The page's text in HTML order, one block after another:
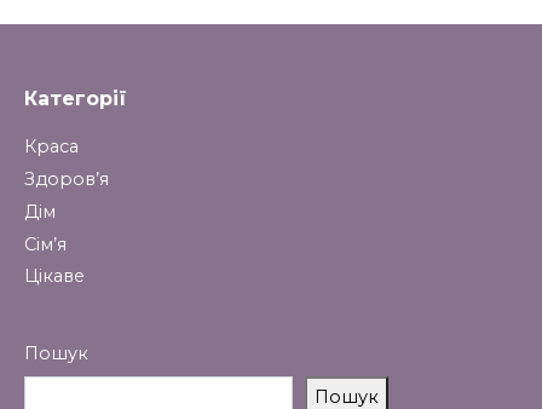
Категорії
Краса
Здоров’я
Дім
Сім’я
Цікаве
Пошук
Пошук